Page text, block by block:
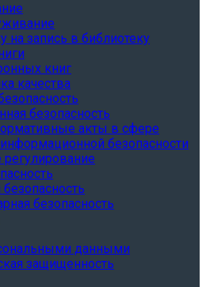
на запись в библиотеку
книг
качества
безопасность
акты в сфере
безопасности
безопасность
данными
защищенность